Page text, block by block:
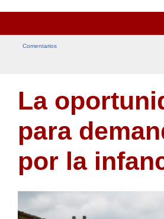
Comentarios
La
para
por la